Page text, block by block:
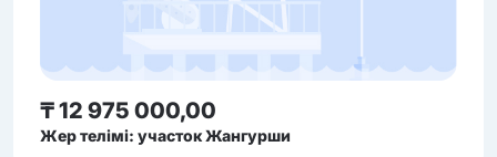
₸ 12 975 000,00
Жер телімі: участок Жангурши